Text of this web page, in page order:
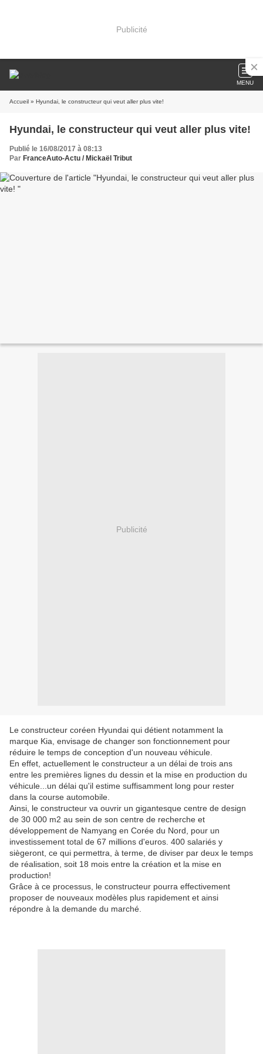
Publicité
MENU
Accueil » Hyundai, le constructeur qui veut aller plus vite!
Hyundai, le constructeur qui veut aller plus vite!
Publié le 16/08/2017 à 08:13
Par FranceAuto-Actu / Mickaël Tribut
Publicité
Le constructeur coréen Hyundai qui détient notamment la
marque Kia, envisage de changer son fonctionnement pour
réduire le temps de conception d'un nouveau véhicule.
En effet, actuellement le constructeur a un délai de trois ans
entre les premières lignes du dessin et la mise en production du
véhicule...un délai qu'il estime suffisamment long pour rester
dans la course automobile.
Ainsi, le constructeur va ouvrir un gigantesque centre de design
de 30 000 m2 au sein de son centre de recherche et
développement de Namyang en Corée du Nord, pour un
investissement total de 67 millions d'euros. 400 salariés y
siègeront, ce qui permettra, à terme, de diviser par deux le temps
de réalisation, soit 18 mois entre la création et la mise en
production!
Grâce à ce processus, le constructeur pourra effectivement
proposer de nouveaux modèles plus rapidement et ainsi
répondre à la demande du marché.